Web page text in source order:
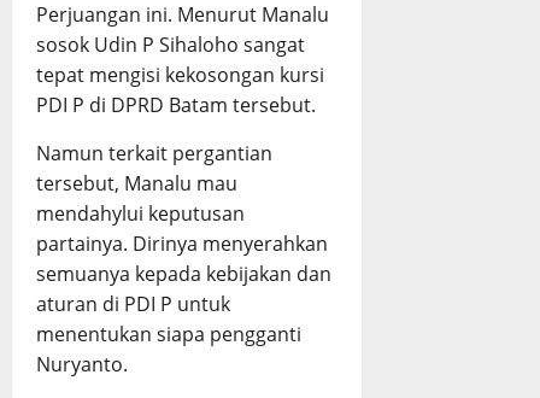
Perjuangan ini. Menurut Manalu
sosok Udin P Sihaloho sangat
tepat mengisi kekosongan kursi
PDI P di DPRD Batam tersebut.
Namun terkait pergantian
tersebut, Manalu mau
mendahylui keputusan
partainya. Dirinya menyerahkan
semuanya kepada kebijakan dan
aturan di PDI P untuk
menentukan siapa pengganti
Nuryanto.